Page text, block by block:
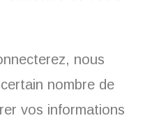
nous
nombre de
vos informations